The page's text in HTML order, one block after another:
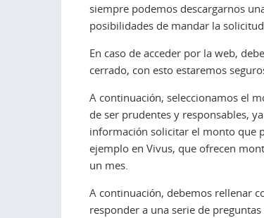
siempre podemos descargarnos
posibilidades de mandar la
En caso de acceder por la web,
cerrado, con esto estaremos
A continuación, seleccionamos el
de ser prudentes y responsables,
información solicitar el monto que
ejemplo en Vivus, que ofrecen
un mes.
A continuación, debemos rellenar
responder a una serie de